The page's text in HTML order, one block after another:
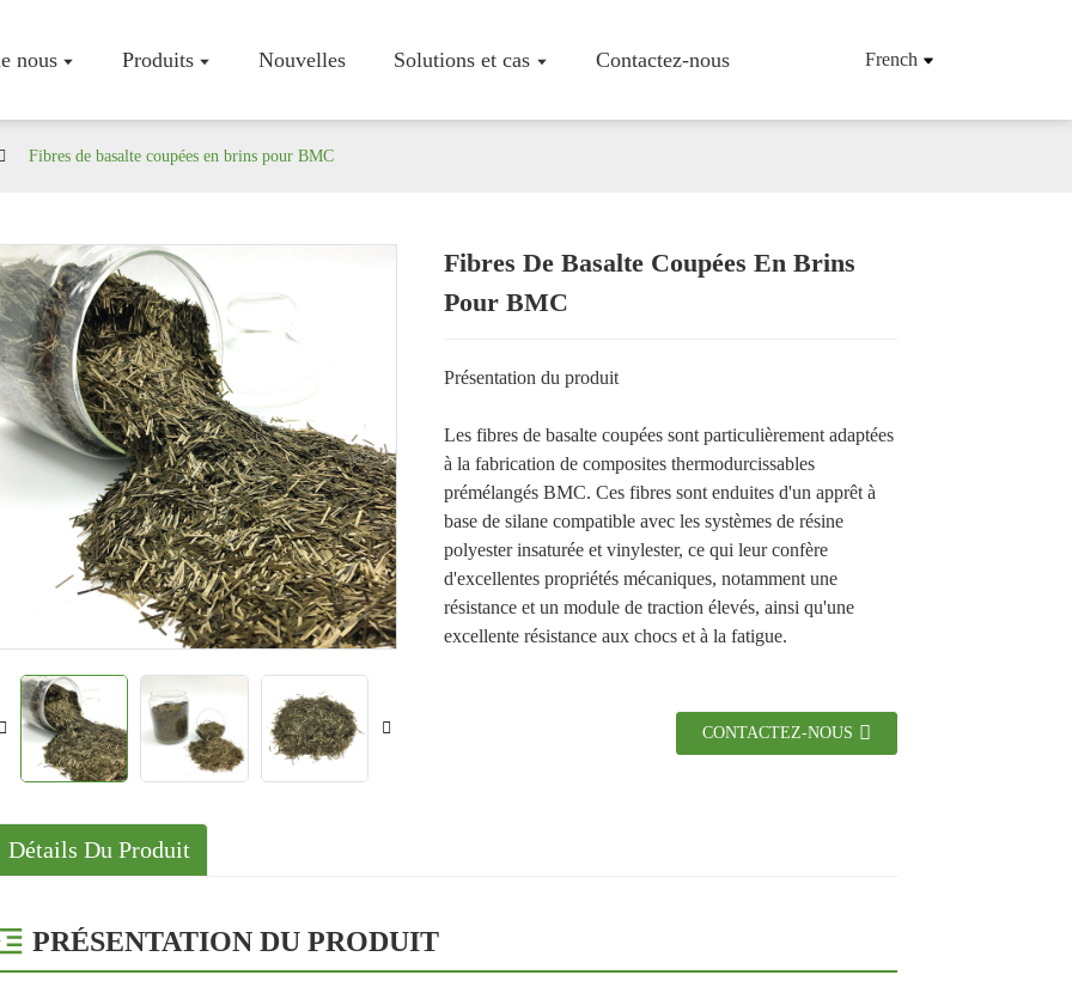
nous Produits Nouvelles Solutions et cas Contactez-nous French
Profil De L'entreprise
Fibres De Basalte Hachées
Produits En Fibres De Basalte
Solutions
Cas
Fibres de basalte coupées en brins pour BMC
Fibres De Basalte Coupées En Brins
Pour BMC
Présentation du produit
Les fibres de basalte coupées sont particulièrement adaptées
à la fabrication de composites thermodurcissables
prémélangés BMC. Ces fibres sont enduites d'un apprêt à
base de silane compatible avec les systèmes de résine
polyester insaturée et vinylester, ce qui leur confère
d'excellentes propriétés mécaniques, notamment une
résistance et un module de traction élevés, ainsi qu'une
excellente résistance aux chocs et à la fatigue.
CONTACTEZ-NOUS
Détails Du Produit
PRÉSENTATION DU PRODUIT